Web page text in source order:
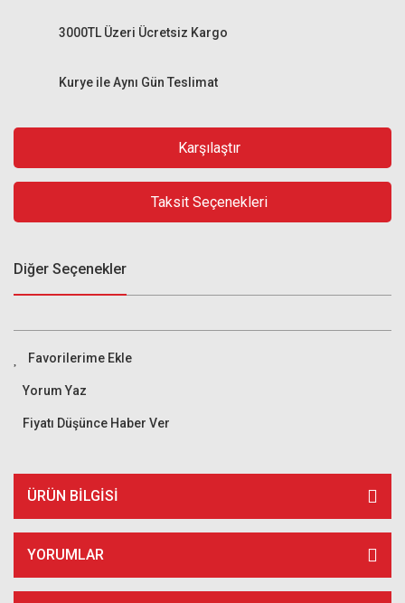
Kurye ile Aynı Gün Teslimat
3000TL Üzeri Ücretsiz Kargo
Karşılaştır
Taksit Seçenekleri
Diğer Seçenekler
Yorum Yaz
Fiyatı Düşünce Haber Ver
ÜRÜN BILGISI
YORUMLAR